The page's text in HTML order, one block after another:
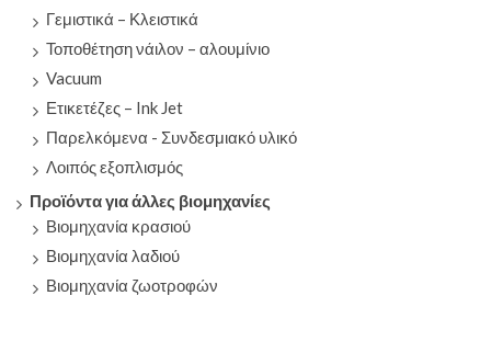
Γεμιστικά – Κλειστικά
Τοποθέτηση νάιλον – αλουμίνιο
Vacuum
Ετικετέζες – Ink Jet
Παρελκόμενα - Συνδεσμιακό υλικό
Λοιπός εξοπλισμός
Προϊόντα για άλλες βιομηχανίες
Βιομηχανία κρασιού
Βιομηχανία λαδιού
Βιομηχανία ζωοτροφών